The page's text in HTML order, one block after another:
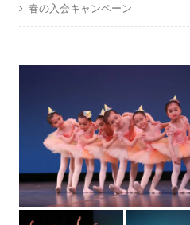
春の入会キャンペーン